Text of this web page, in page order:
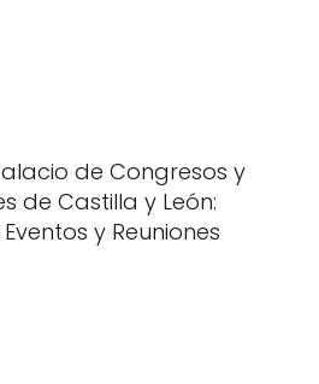
de Congresos y
de Castilla y León:
y Reuniones